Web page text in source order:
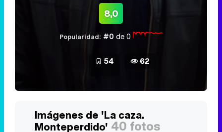
8,0
Popularidad: #0 de 0
54 62
Imágenes de 'La caza.
Monteperdido' 40 fotos